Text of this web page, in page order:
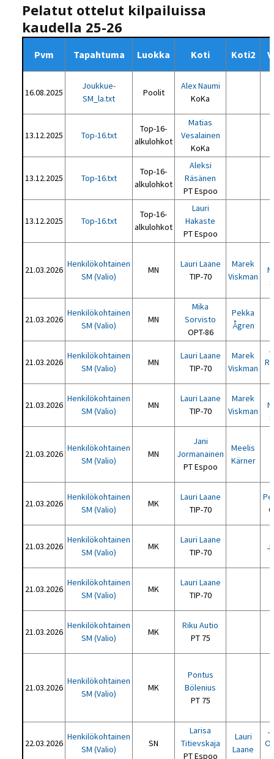
Pelatut ottelut kilpailuissa
kaudella 25-26
Pvm Tapahtuma Luokka Koti Koti2
16.08.2025
Joukkue-
SM_la.txt
Poolit
Alex Naumi
KoKa
13.12.2025 Top-16.txt
Top-16-
alkulohkot
Matias
Vesalainen
KoKa
13.12.2025 Top-16.txt
Top-16-
alkulohkot
Aleksi
Räsänen
PT Espoo
13.12.2025 Top-16.txt
Top-16-
alkulohkot
Lauri
Hakaste
PT Espoo
21.03.2026
Henkilökohtainen
SM (Valio)
MN
Lauri Laane
TIP-70
Marek
Viskman
21.03.2026
Henkilökohtainen
SM (Valio)
MN
Mika
Sorvisto
OPT-86
Pekka
Ågren
21.03.2026
Henkilökohtainen
SM (Valio)
MN
Lauri Laane
TIP-70
Marek
Viskman
21.03.2026
Henkilökohtainen
SM (Valio)
MN
Lauri Laane
TIP-70
Marek
Viskman
21.03.2026
Henkilökohtainen
SM (Valio)
MN
Jani
Jormanainen
PT Espoo
Meelis
Kärner
21.03.2026
Henkilökohtainen
SM (Valio)
MK
Lauri Laane
TIP-70
21.03.2026
Henkilökohtainen
SM (Valio)
MK
Lauri Laane
TIP-70
21.03.2026
Henkilökohtainen
SM (Valio)
MK
Lauri Laane
TIP-70
21.03.2026
Henkilökohtainen
SM (Valio)
MK
Riku Autio
PT 75
21.03.2026
Henkilökohtainen
SM (Valio)
MK
Pontus
Bölenius
PT 75
22.03.2026
Henkilökohtainen
SM (Valio)
SN
Larisa
Titievskaja
PT Espoo
Lauri
Laane